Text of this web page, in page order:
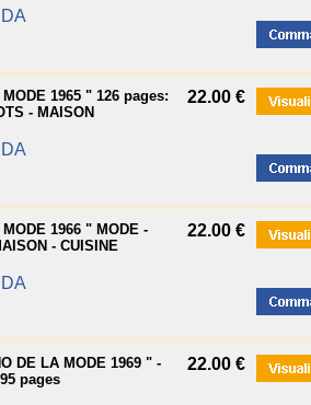
1965 " 126 pages:
- MAISON
22.00 €
1966 " MODE -
- CUISINE
22.00 €
DE LA MODE 1969 " -
pages
22.00 €